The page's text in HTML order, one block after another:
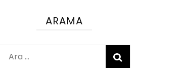
ARAMA
Arama: